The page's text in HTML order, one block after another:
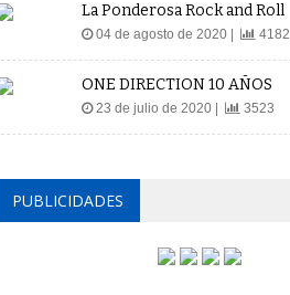
La Ponderosa Rock and Roll
04 de agosto de 2020 | 4182
ONE DIRECTION 10 AÑOS
23 de julio de 2020 | 3523
PUBLICIDADES